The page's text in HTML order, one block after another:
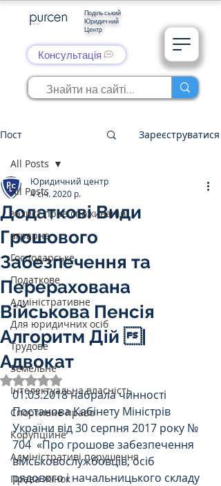
Подільський
Юридичний
Центр
Консультація
Пост Зареєструватися
All Posts
захист прав споживачів
аграрне
Господарське
Податкове
Адміністративне
Для юридичних осіб
Трудове
Земельне
Інтелектуальна власність
Спортивне право
Корупційне
Адміністративі порушення
Права Жінок
All Posts
Додаткові Види
Грошового
Забезпечення та
Перерахована
Військова Пенсія
Алгоритм Дій |
Адвокат
Юридичний центр
4 січ. 2020 р.
Оцінка: NaN з 5 зірок.
01.03.2018 набрала чинності
Постанова Кабінету Міністрів
України від 30 серпня 2017 року №
704  «Про грошове забезпечення
військовослужбовців, осіб
рядового і начальницького складу